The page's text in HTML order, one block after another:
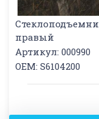
правый
Артикул: 000990
OEM: S6104200